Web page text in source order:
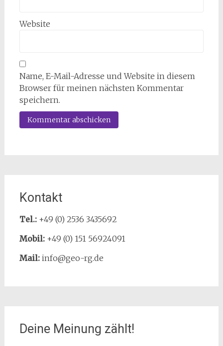
Website
Name, E-Mail-Adresse und Website in diesem
Browser für meinen nächsten Kommentar
speichern.
Kontakt
Tel.:+49 (0) 2536 3435692
Mobil:+49 (0) 151 56924091
Mail:info@geo-rg.de
Deine Meinung zählt!